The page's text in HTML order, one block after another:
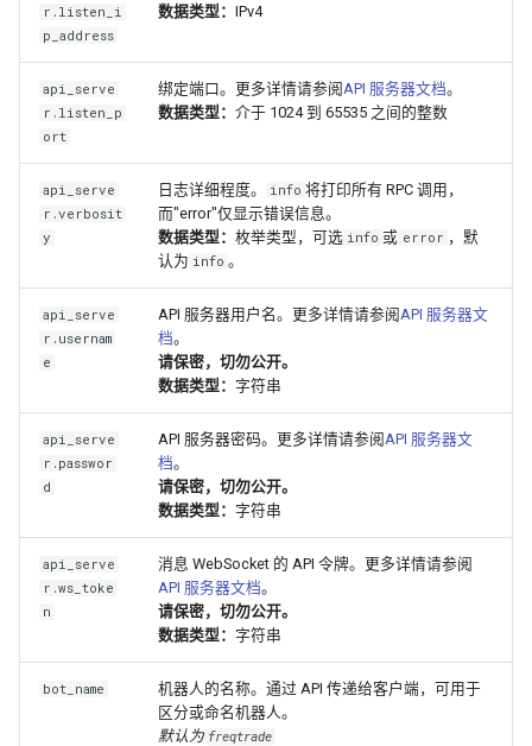
r.listen_i
p_address
数据类型： IPv4
api_serve
r.listen_p
ort
绑定端口。更多详情请参阅API 服务器文档。
数据类型： 介于 1024 到 65535 之间的整数
api_serve
r.verbosit
y
日志详细程度。 info 将打印所有 RPC 调用，
而"error"仅显示错误信息。
数据类型： 枚举类型，可选 info 或 error ，默
认为 info 。
api_serve
r.usernam
e
API 服务器用户名。更多详情请参阅API 服务器文
档。
请保密，切勿公开。
数据类型： 字符串
api_serve
r.passwor
d
API 服务器密码。更多详情请参阅API 服务器文
档。
请保密，切勿公开。
数据类型： 字符串
api_serve
r.ws_toke
n
消息 WebSocket 的 API 令牌。更多详情请参阅
API 服务器文档。
请保密，切勿公开。
数据类型： 字符串
bot_name
机器人的名称。通过 API 传递给客户端，可用于
区分或命名机器人。
默认为 freqtrade